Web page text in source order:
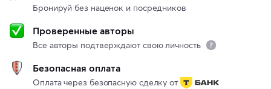
Бронируй без наценок и посредников
Проверенные авторы
Все авторы подтверждают свою личность
Безопасная оплата
Оплата через безопасную сделку от